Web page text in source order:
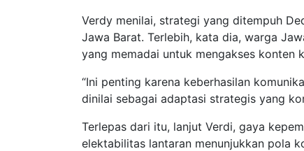
Verdy menilai, strategi yang ditempuh
Jawa Barat. Terlebih, kata dia, warga
yang memadai untuk mengakses konten
“Ini penting karena keberhasilan
dinilai sebagai adaptasi strategis yang
Terlepas dari itu, lanjut Verdi, gaya
elektabilitas lantaran menunjukkan pola